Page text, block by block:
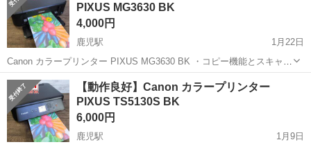
PIXUS MG3630 BK
4,000円
鹿児駅
1月22日
Canon カラープリンター PIXUS MG3630 BK ・コピー機能とスキャナ
機能を備えたインクジェットプリンター ・インクの粒を極小化して吐
出する高密度プリントヘッド技術「FINE」と「4色ハイブリッド」イ
ンクカ...
高知 南国市 鹿児駅 プリンター
【動作良好】Canon カラープリンター
PIXUS TS5130S BK
6,000円
鹿児駅
1月9日